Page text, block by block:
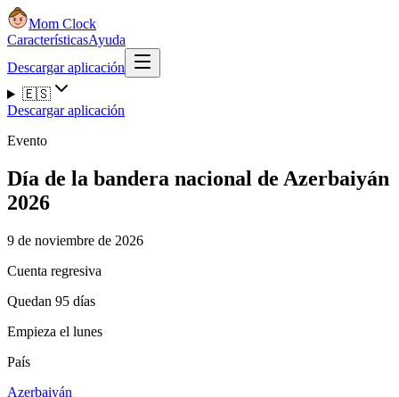
Mom Clock
CaracterísticasAyuda
Descargar aplicación
🇪🇸
Descargar aplicación
Evento
Día de la bandera nacional de Azerbaiyán
2026
9 de noviembre de 2026
Cuenta regresiva
Quedan 95 días
Empieza el lunes
País
Azerbaiyán